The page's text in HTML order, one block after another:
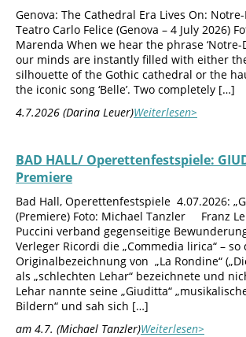
Genova: The Cathedral Era Lives On:
Teatro Carlo Felice (Genova – 4 July 2026)
Marenda When we hear the phrase ‘Notre-
our minds are instantly filled with either
silhouette of the Gothic cathedral or the
the iconic song ‘Belle’. Two completely […]
4.7.2026 (Darina Leuer)Weiterlesen>
BAD HALL/ Operettenfestspiele:
Premiere
Bad Hall, Operettenfestspiele 4.07.2026:
(Premiere) Foto: Michael Tanzler Franz
Puccini verband gegenseitige
Verleger Ricordi die „Commedia lirica“ – so
Originalbezeichnung von „La Rondine“
als „schlechten Lehar“ bezeichnete und
Lehar nannte seine „Giuditta“
Bildern“ und sah sich […]
am 4.7. (Michael Tanzler)Weiterlesen>